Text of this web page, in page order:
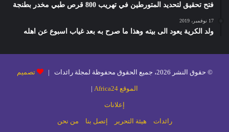
فتح تحقيق لتحديد المتورطين في تهريب 800 قرص طبي مخدر بطنجة
17 نوفمبر، 2019
ولد الكرية يعود الى بيته وهذا ما صرح به بعد غياب اسبوع عن اهله
© حقوق النشر 2026، جميع الحقوق محفوظة لمجلة رائدات | تصميم
الموقع Africa24 |
إعلانات
رائدات هيئة التحرير إتصل بنا من نحن